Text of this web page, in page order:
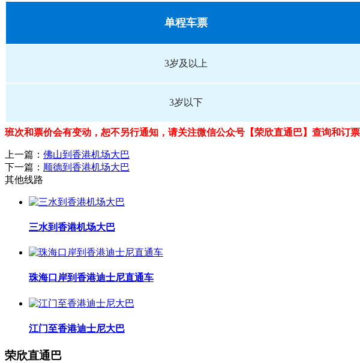
单程车票
3岁及以上
3岁以下
班次和票价会有变动，恕不另行通知，请关注微信公众号【荣欣直通巴】查询和订票
上一篇： 佛山到香港机场大巴
下一篇： 顺德到香港机场大巴
其他线路
三水到香港机场大巴
珠海口岸到香港迪士尼直通车
江门至香港迪士尼大巴
荣欣直通巴